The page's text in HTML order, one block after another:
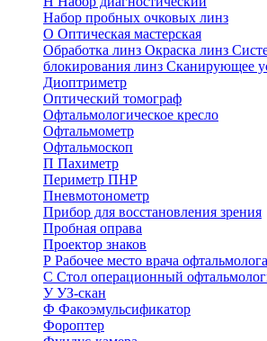
Набор пробных очковых линз
О Оптическая мастерская
Обработка линз Окраска линз
блокирования линз Сканирующее
Диоптриметр
Оптический томограф
Офтальмологическое кресло
Офтальмометр
Офтальмоскоп
П Пахиметр
Периметр ПНР
Пневмотонометр
Прибор для восстановления зрения
Пробная оправа
Проектор знаков
Р Рабочее место врача офтальмолога
С Стол операционный
УУЗ-скан
Ф Факоэмульсификатор
Фороптер